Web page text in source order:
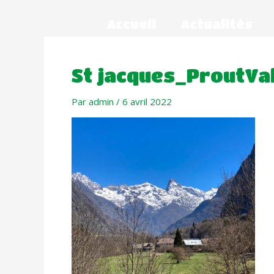
St
Par admin / 6 avril 2022